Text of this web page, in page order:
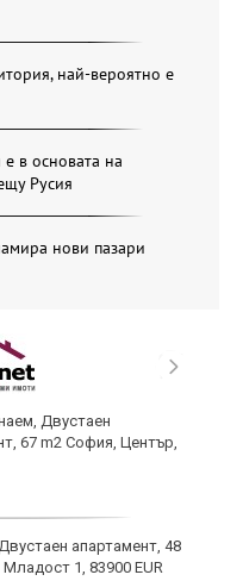
най-вероятно е
в основата на
Русия
нови пазари
Двустаен
67 m2 София, Център,
апартамент, 48
1, 83900 EUR